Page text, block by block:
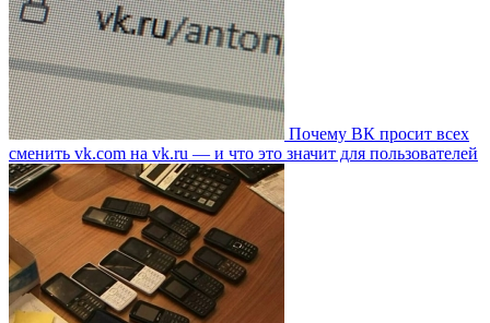
Почему ВК просит всех
сменить vk.com на vk.ru — и что это значит для пользователей